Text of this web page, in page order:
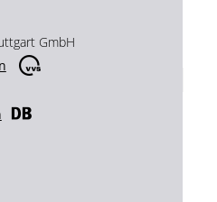
GmbH